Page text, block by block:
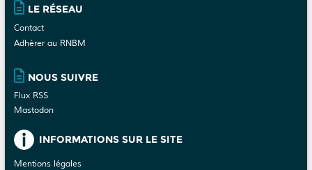
LE RÉSEAU
Contact
Adhérer au RNBM
NOUS SUIVRE
Flux RSS
Mastodon
INFORMATIONS SUR LE SITE
Mentions légales